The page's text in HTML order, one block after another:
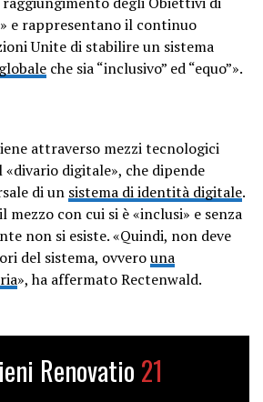
e rappresentano il continuo
Unite di stabilire un sistema
globale che sia “inclusivo” ed “equo”».
attraverso mezzi tecnologici
«divario digitale», che dipende
di un sistema di identità digitale.
mezzo con cui si è «inclusi» e senza
non si esiste. «Quindi, non deve
del sistema, ovverouna
», ha affermato Rectenwald.
Renovatio 21